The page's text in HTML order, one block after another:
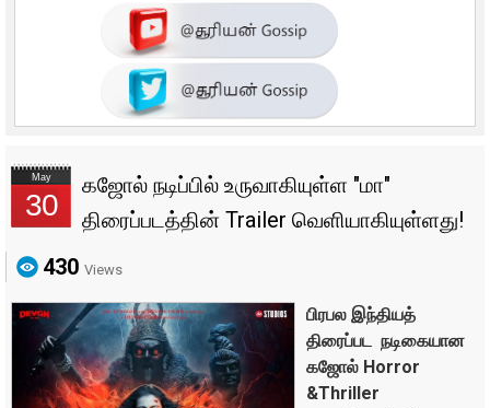
May
30
கஜோல் நடிப்பில் உருவாகியுள்ள "மா"
திரைப்படத்தின் Trailer வெளியாகியுள்ளது!
430 Views
பிரபல இந்தியத்
திரைப்பட நடிகையான
கஜோல் Horror
&Thriller